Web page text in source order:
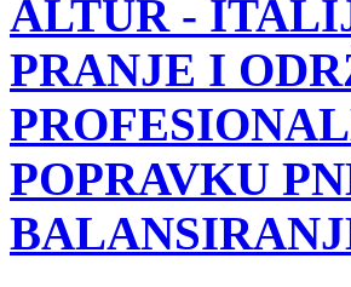
ALTUR-
PRANJE I
POPRAVKU